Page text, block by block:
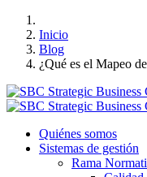
Inicio
Blog
¿Qué es el Mapeo
Quiénes somos
Sistemas de gestión
Rama